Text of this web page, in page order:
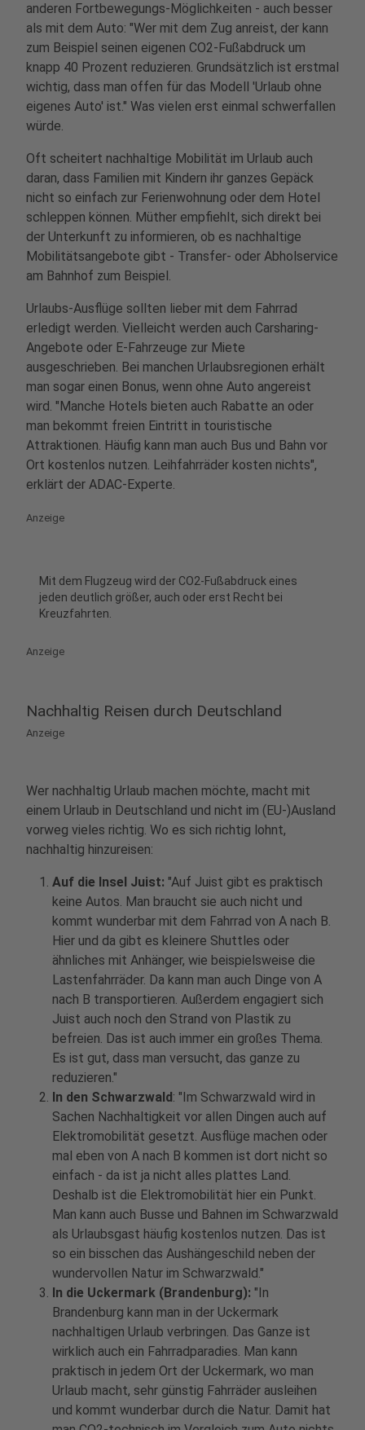
anderen Fortbewegungs-Möglichkeiten - auch besser
als mit dem Auto: "Wer mit dem Zug anreist, der kann
zum Beispiel seinen eigenen CO2-Fußabdruck um
knapp 40 Prozent reduzieren. Grundsätzlich ist erstmal
wichtig, dass man offen für das Modell 'Urlaub ohne
eigenes Auto' ist." Was vielen erst einmal schwerfallen
würde.
Oft scheitert nachhaltige Mobilität im Urlaub auch
daran, dass Familien mit Kindern ihr ganzes Gepäck
nicht so einfach zur Ferienwohnung oder dem Hotel
schleppen können. Müther empfiehlt, sich direkt bei
der Unterkunft zu informieren, ob es nachhaltige
Mobilitätsangebote gibt - Transfer- oder Abholservice
am Bahnhof zum Beispiel.
Urlaubs-Ausflüge sollten lieber mit dem Fahrrad
erledigt werden. Vielleicht werden auch Carsharing-
Angebote oder E-Fahrzeuge zur Miete
ausgeschrieben. Bei manchen Urlaubsregionen erhält
man sogar einen Bonus, wenn ohne Auto angereist
wird. "Manche Hotels bieten auch Rabatte an oder
man bekommt freien Eintritt in touristische
Attraktionen. Häufig kann man auch Bus und Bahn vor
Ort kostenlos nutzen. Leihfahrräder kosten nichts",
erklärt der ADAC-Experte.
Anzeige
Mit dem Flugzeug wird der CO2-Fußabdruck eines
jeden deutlich größer, auch oder erst Recht bei
Kreuzfahrten.
Anzeige
Nachhaltig Reisen durch Deutschland
Anzeige
Wer nachhaltig Urlaub machen möchte, macht mit
einem Urlaub in Deutschland und nicht im (EU-)Ausland
vorweg vieles richtig. Wo es sich richtig lohnt,
nachhaltig hinzureisen:
Auf die Insel Juist: "Auf Juist gibt es praktisch
keine Autos. Man braucht sie auch nicht und
kommt wunderbar mit dem Fahrrad von A nach B.
Hier und da gibt es kleinere Shuttles oder
ähnliches mit Anhänger, wie beispielsweise die
Lastenfahrräder. Da kann man auch Dinge von A
nach B transportieren. Außerdem engagiert sich
Juist auch noch den Strand von Plastik zu
befreien. Das ist auch immer ein großes Thema.
Es ist gut, dass man versucht, das ganze zu
reduzieren."
In den Schwarzwald: "Im Schwarzwald wird in
Sachen Nachhaltigkeit vor allen Dingen auch auf
Elektromobilität gesetzt. Ausflüge machen oder
mal eben von A nach B kommen ist dort nicht so
einfach - da ist ja nicht alles plattes Land.
Deshalb ist die Elektromobilität hier ein Punkt.
Man kann auch Busse und Bahnen im Schwarzwald
als Urlaubsgast häufig kostenlos nutzen. Das ist
so ein bisschen das Aushängeschild neben der
wundervollen Natur im Schwarzwald."
In die Uckermark (Brandenburg): "In
Brandenburg kann man in der Uckermark
nachhaltigen Urlaub verbringen. Das Ganze ist
wirklich auch ein Fahrradparadies. Man kann
praktisch in jedem Ort der Uckermark, wo man
Urlaub macht, sehr günstig Fahrräder ausleihen
und kommt wunderbar durch die Natur. Damit hat